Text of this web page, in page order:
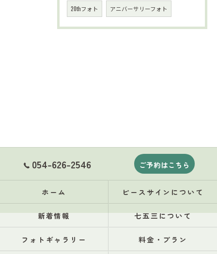
20thフォト アニバーサリーフォト
054-626-2546 ご予約はこちら
ホーム ピースサインについて
新着情報 七五三について
フォトギャラリー 料金・プラン